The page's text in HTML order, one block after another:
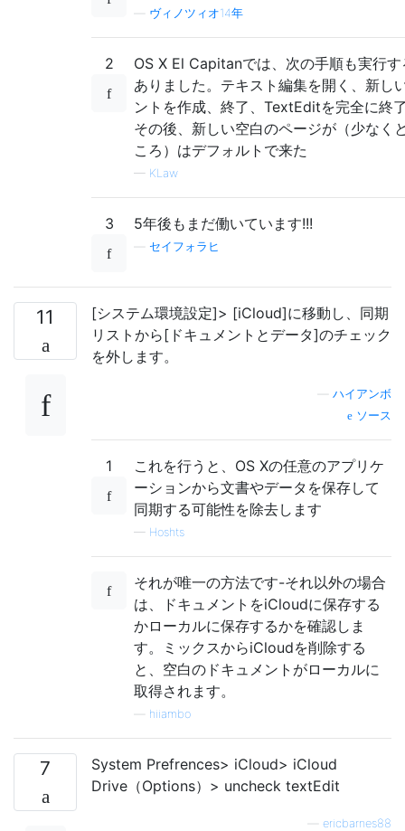
ヴィノツィオ14年
2
OS X El Capitanでは、次の手順も実行
ありました。テキスト編集を開く、新し
ントを作成、終了、TextEditを完全に終
その後、新しい空白のページが（少なく
ころ）はデフォルトで来た
— KLaw
3 5年後もまだ働いています!!!
セイフォラヒ
11
[システム環境設定]> [iCloud]に移動し、同期
リストから[ドキュメントとデータ]のチェック
を外します。
ハイアンボ
ソース
1
これを行うと、OS Xの任意のアプリケ
ーションから文書やデータを保存して
同期する可能性を除去します
— Hoshts
それが唯一の方法です-それ以外の場合
は、ドキュメントをiCloudに保存する
かローカルに保存するかを確認しま
す。ミックスからiCloudを削除する
と、空白のドキュメントがローカルに
取得されます。
hiiambo
7
System Prefrences> iCloud> iCloud
Drive（Options）> uncheck textEdit
ericbarnes88